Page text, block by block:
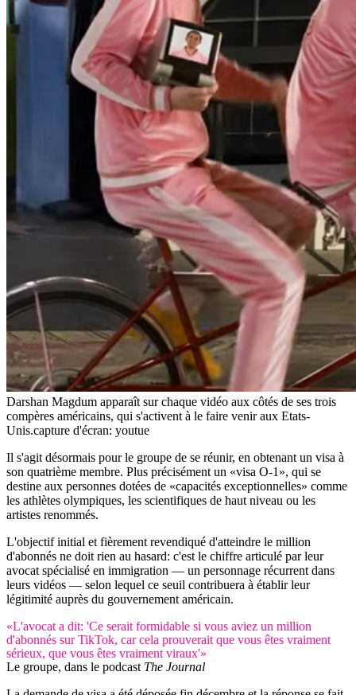
Darshan Magdum apparaît sur chaque vidéo aux côtés de ses trois
compères américains, qui s'activent à le faire venir aux Etats-
Unis.capture d'écran: youtue
Il s'agit désormais pour le groupe de se réunir, en obtenant un visa à
son quatrième membre. Plus précisément un «visa O-1», qui se
destine aux personnes dotées de «capacités exceptionnelles» comme
les athlètes olympiques, les scientifiques de haut niveau ou les
artistes renommés.
L'objectif initial et fièrement revendiqué d'atteindre le million
d'abonnés ne doit rien au hasard: c'est le chiffre articulé par leur
avocat spécialisé en immigration — un personnage récurrent dans
leurs vidéos — selon lequel ce seuil contribuera à établir leur
légitimité auprès du gouvernement américain.
«L'avocat a dit: 'Ce serait formidable si vous aviez un million
d'abonnés sur TikTok, car cela prouverait que vous êtes vraiment
sérieux, que vous êtes vraiment viraux'»
Le groupe, dans le podcast The Journal